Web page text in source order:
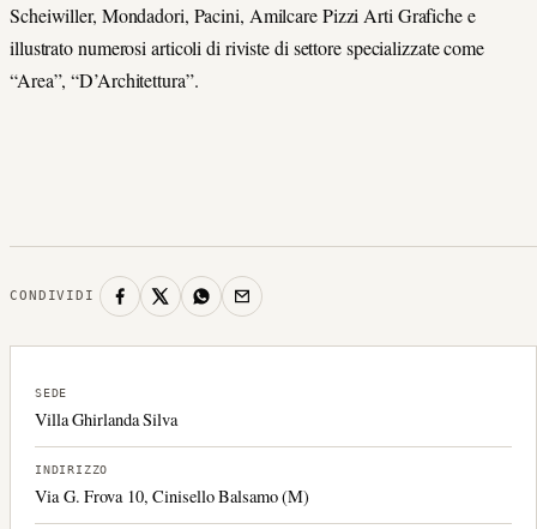
Scheiwiller, Mondadori, Pacini, Amilcare Pizzi Arti Grafiche e
illustrato numerosi articoli di riviste di settore specializzate come
“Area”, “D’Architettura”.
CONDIVIDI
SEDE
Villa Ghirlanda Silva
INDIRIZZO
Via G. Frova 10, Cinisello Balsamo (M)